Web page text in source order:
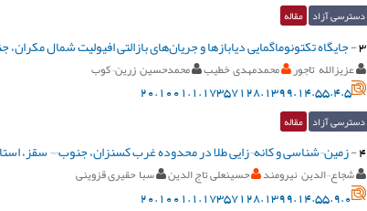
دسترسی آزاد مقاله
3
-جایگاه تکتونوماگمایی دیابازها و جریان‌های بازالتی افیولیت شمال
عزیزالله تاجور محمدمهدی خطیب محمدحسین زرین¬کوب
20.1001.1.17357128.1399.14.55.4.5
دسترسی آزاد مقاله
4
-زمین¬شناسی و کانه¬زایی طلا در محدوده غرب کسنزان، جنوب¬¬ سقز،
شجاع¬الدین نیرومند حسینعلی تاج الدین سبا حقیری قزوینی
20.1001.1.17357128.1399.14.55.9.0